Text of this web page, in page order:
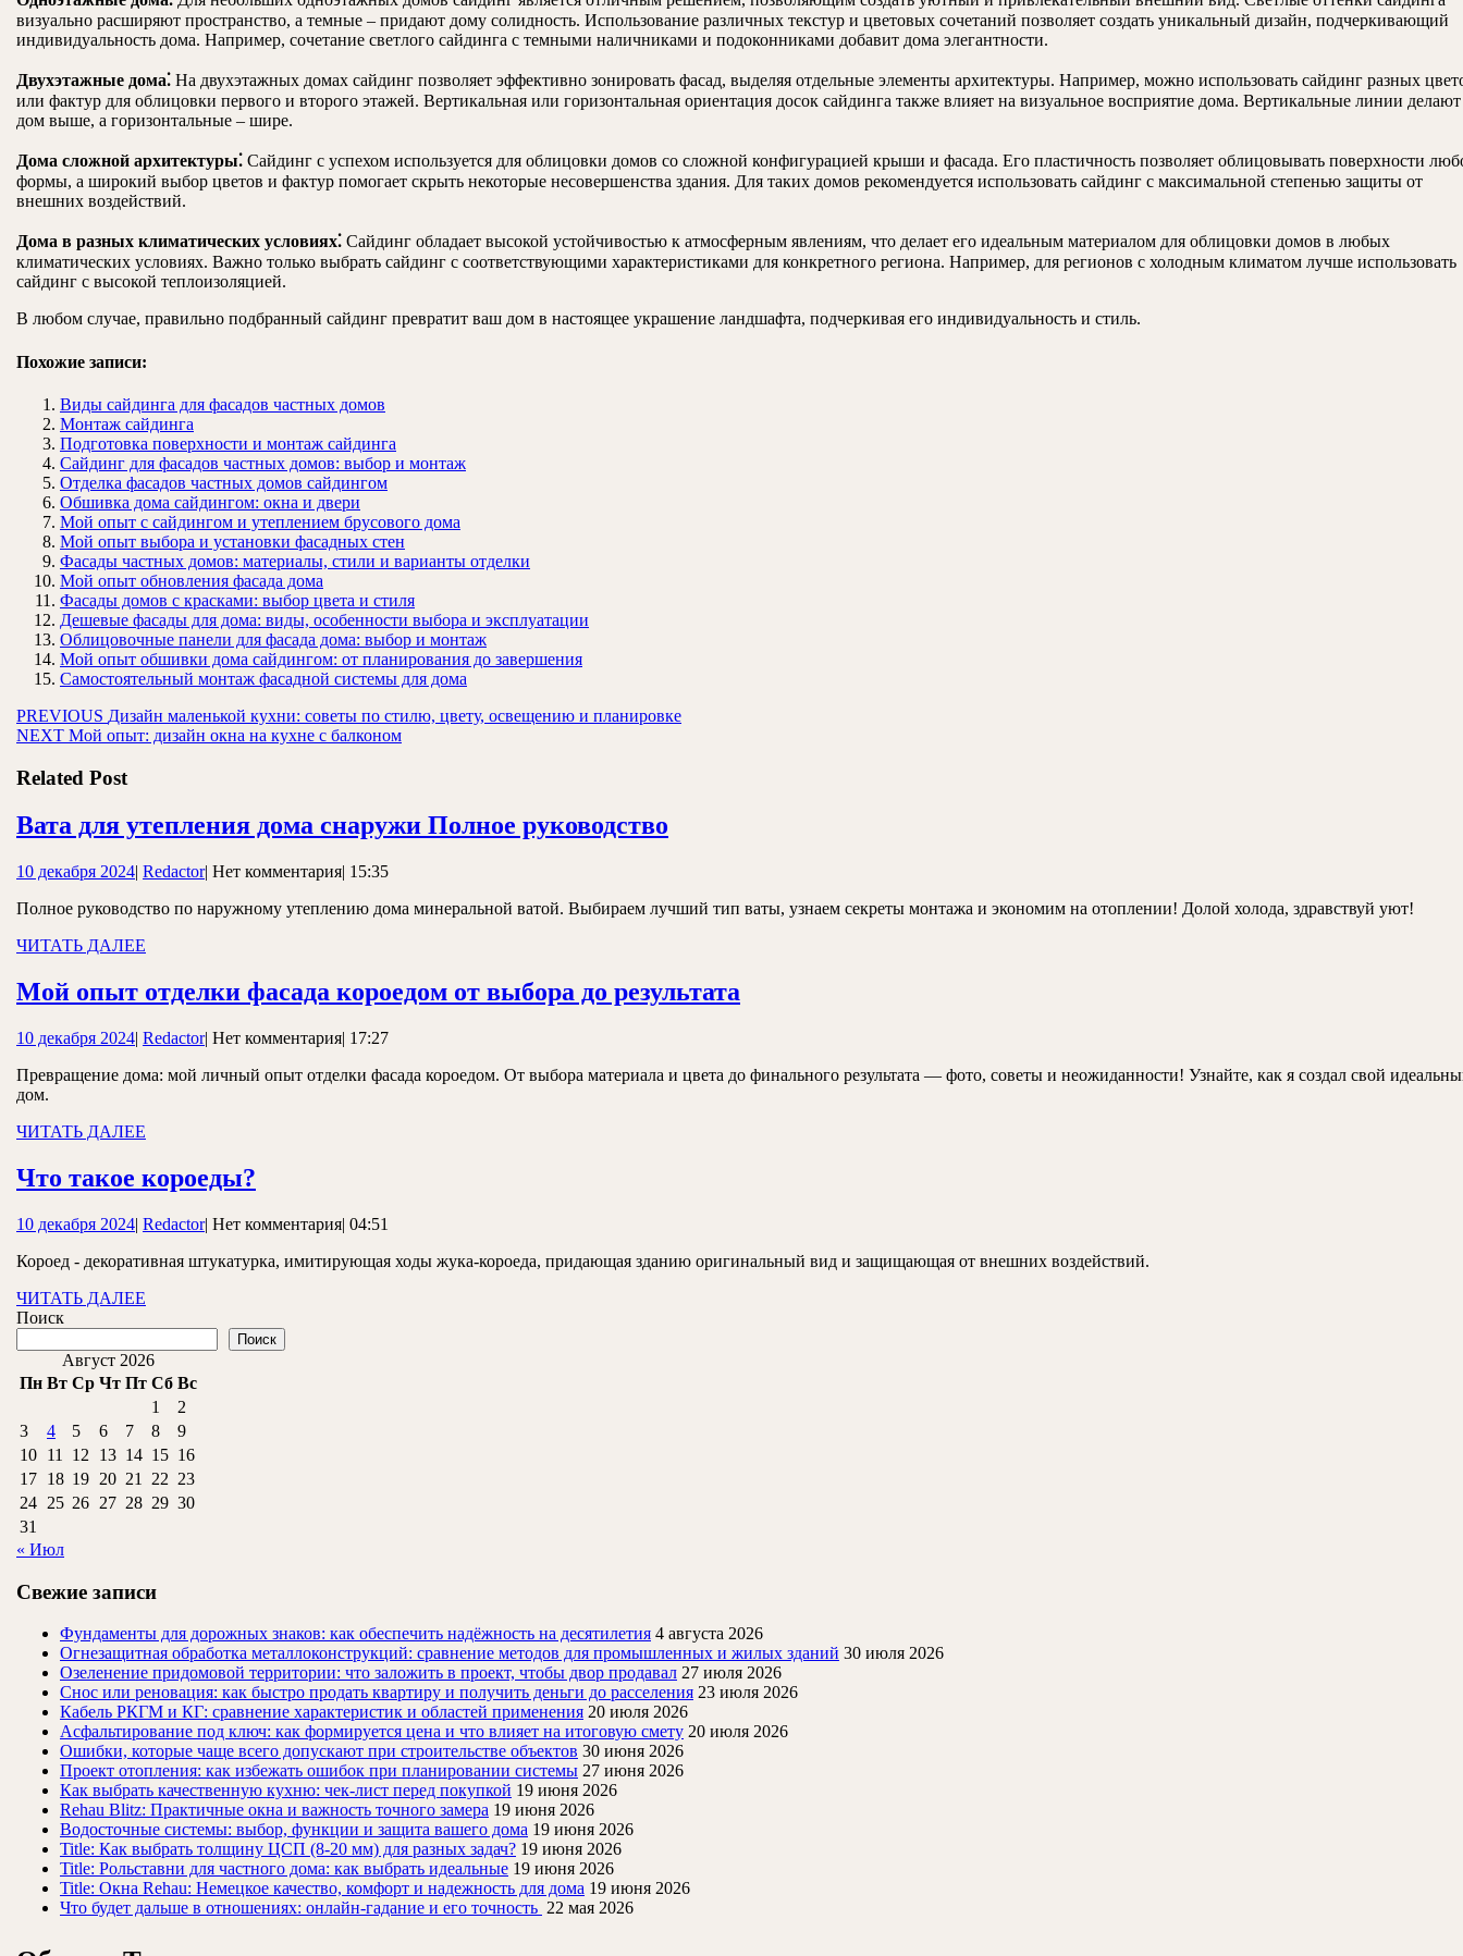
визуально расширяют пространство, а темные – придают дому солидность. Использование различных текстур и цветовых сочетаний позволяет создать уникальный дизайн, подчеркивающий
индивидуальность дома. Например, сочетание светлого сайдинга с темными наличниками и подоконниками добавит дома элегантности.
Двухэтажные дома⁚ На двухэтажных домах сайдинг позволяет эффективно зонировать фасад, выделяя отдельные элементы архитектуры. Например, можно использовать сайдинг разных
или фактур для облицовки первого и второго этажей. Вертикальная или горизонтальная ориентация досок сайдинга также влияет на визуальное восприятие дома. Вертикальные линии делают
дом выше, а горизонтальные – шире.
Дома сложной архитектуры⁚ Сайдинг с успехом используется для облицовки домов со сложной конфигурацией крыши и фасада. Его пластичность позволяет облицовывать поверхности
формы, а широкий выбор цветов и фактур помогает скрыть некоторые несовершенства здания. Для таких домов рекомендуется использовать сайдинг с максимальной степенью защиты от
внешних воздействий.
Дома в разных климатических условиях⁚ Сайдинг обладает высокой устойчивостью к атмосферным явлениям, что делает его идеальным материалом для облицовки домов в любых
климатических условиях. Важно только выбрать сайдинг с соответствующими характеристиками для конкретного региона. Например, для регионов с холодным климатом лучше использовать
сайдинг с высокой теплоизоляцией.
В любом случае, правильно подбранный сайдинг превратит ваш дом в настоящее украшение ландшафта, подчеркивая его индивидуальность и стиль.
Похожие записи:
Виды сайдинга для фасадов частных домов
Монтаж сайдинга
Подготовка поверхности и монтаж сайдинга
Сайдинг для фасадов частных домов: выбор и монтаж
Отделка фасадов частных домов сайдингом
Обшивка дома сайдингом: окна и двери
Мой опыт с сайдингом и утеплением брусового дома
Мой опыт выбора и установки фасадных стен
Фасады частных домов: материалы, стили и варианты отделки
Мой опыт обновления фасада дома
Фасады домов с красками: выбор цвета и стиля
Дешевые фасады для дома: виды, особенности выбора и эксплуатации
Облицовочные панели для фасада дома: выбор и монтаж
Мой опыт обшивки дома сайдингом: от планирования до завершения
Самостоятельный монтаж фасадной системы для дома
Навигация
по
записям
PREVIOUS Предыдущая
запись:
Дизайн маленькой кухни: советы по стилю, цвету, освещению и планировке
NEXT Следующая
Мой опыт: дизайн окна на кухне с балконом
Related Post
Вата для утепления дома снаружи Полное руководство
дома
руководство
10 декабря 202410
2024
| RedactorRedactor
| Нет комментария| 15:35
Полное руководство по наружному утеплению дома минеральной ватой. Выбираем лучший тип ваты, узнаем секреты монтажа и экономим на отоплении! Долой холода, здравствуй уют!
ЧИТАТЬ ДАЛЕЕ
Мой опыт отделки фасада короедом от выбора до результата
фасада
10 декабря 202410
2024
| RedactorRedactor
| Нет комментария| 17:27
Превращение дома: мой личный опыт отделки фасада короедом. От выбора материала и цвета до финального результата — фото, советы и неожиданности! Узнайте, как я создал свой
дом.
ЧИТАТЬ ДАЛЕЕ
Что такое короеды?
короеды?
10 декабря 202410
2024
| RedactorRedactor
| Нет комментария| 04:51
Короед - декоративная штукатурка, имитирующая ходы жука-короеда, придающая зданию оригинальный вид и защищающая от внешних воздействий.
ЧИТАТЬ ДАЛЕЕ
Поиск
Поиск
Август 2026
Пн Вт Ср Чт Пт Сб Вс
1
2
3
4 5 6 7 8
9
10 11 12 13 14 15 16
17 18 19 20 21 22 23
24 25 26 27 28 29 30
31
« Июл
Свежие записи
Фундаменты для дорожных знаков: как обеспечить надёжность на десятилетия 4 августа 2026
Огнезащитная обработка металлоконструкций: сравнение методов для промышленных и жилых зданий 30 июля 2026
Озеленение придомовой территории: что заложить в проект, чтобы двор продавал 27 июля 2026
Снос или реновация: как быстро продать квартиру и получить деньги до расселения 23 июля 2026
Кабель РКГМ и КГ: сравнение характеристик и областей применения 20 июля 2026
Асфальтирование под ключ: как формируется цена и что влияет на итоговую смету 20 июля 2026
Ошибки, которые чаще всего допускают при строительстве объектов 30 июня 2026
Проект отопления: как избежать ошибок при планировании системы 27 июня 2026
Как выбрать качественную кухню: чек-лист перед покупкой 19 июня 2026
Rehau Blitz: Практичные окна и важность точного замера 19 июня 2026
Водосточные системы: выбор, функции и защита вашего дома 19 июня 2026
Title: Как выбрать толщину ЦСП (8-20 мм) для разных задач? 19 июня 2026
Title: Рольставни для частного дома: как выбрать идеальные 19 июня 2026
Title: Окна Rehau: Немецкое качество, комфорт и надежность для дома 19 июня 2026
Что будет дальше в отношениях: онлайн-гадание и его точность 22 мая 2026